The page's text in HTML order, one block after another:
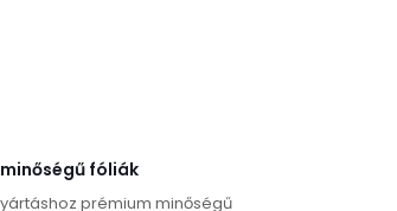
variációja
fóliák
prémium minőségű